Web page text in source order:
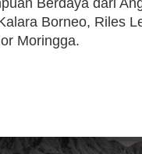
Berdaya dari
Borneo, Riles
Moringga.